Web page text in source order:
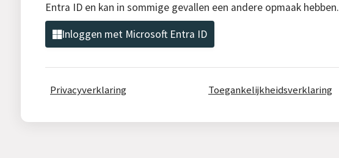
Entra ID en kan in sommige gevallen een andere opmaak hebben.
Inloggen met Microsoft Entra ID
Privacyverklaring Toegankelijkheidsverklaring